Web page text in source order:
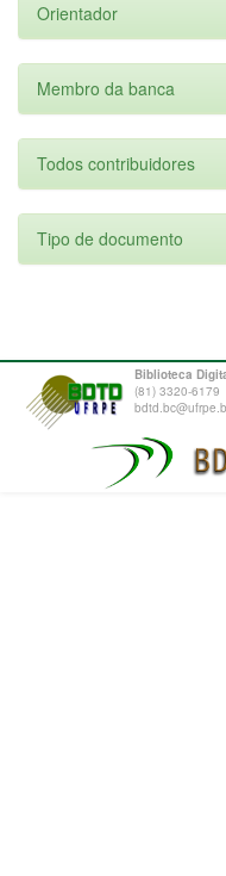
Orientador
Membro da banca
Todos contribuidores
Tipo de documento
Biblioteca
(81) 3320-6179